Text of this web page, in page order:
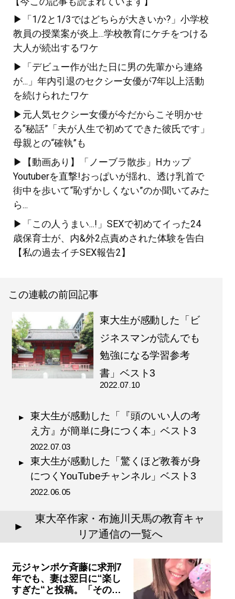
の自宅勉強法』
合格した著者が明かす
「最高の勉強法」
えるか？』
東大生100人調査でわかっ
記事一覧へ
▶「1/2と1/3ではどちらが大きいか?」小学校
教員の授業案が炎上...学校教育にケチをつける
大人が続出するワケ
▶「デビュー作が出た日に男の先輩から連絡
が...」年内引退のセクシー女優が7年以上活動
を続けられたワケ
▶元人気セクシー女優が今だからこそ明かせ
る“秘話”「夫が人生で初めてできた彼氏です」
母親との“確執”も
▶【動画あり】「ノーブラ散歩」Hカップ
Youtuberを直撃!おっぱいが揺れ、透け乳首で
街中を歩いて“恥ずかしくない”のか聞いてみた
ら...
▶「この人うまい...!」SEXで初めてイった24
歳保育士が、内&外2点責めされた体験を告白
【私の過去イチSEX報告2】
この連載の前回記事
東大生が感動した「ビ
ジネスマンが読んでも
勉強になる学習参考
書」ベスト3
2022.07.10
東大生が感動した「『頭のいい人の考
え方』が簡単に身につく本」ベスト3
2022.07.03
東大生が感動した「驚くほど教養が身
につくYouTubeチャンネル」ベスト3
2022.06.05
▲
東大卒作家・布施川天馬の教育キャ
リア通信の一覧へ
元ジャンポケ斉藤に求刑7
年でも、妻は翌日に“楽し
すぎた“と投稿。「その…